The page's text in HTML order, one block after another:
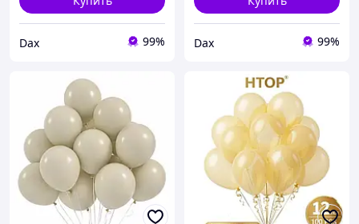
Dax 99% Dax 99%